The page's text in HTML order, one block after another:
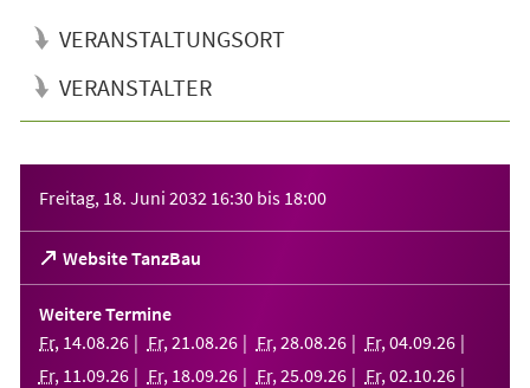
VERANSTALTUNGSORT
VERANSTALTER
Freitag, 18. Juni 2032 16:30 bis 18:00
Website TanzBau
(Öffnet
in
einem
neuen
Tab)
Weitere Termine
Fr, 14.08.26 Fr, 21 .08.26 Fr, 28.08.26 Fr, 04.09.26
Fr, 11 .09.26 Fr, 18.09.26 Fr, 25.09.26 Fr, 02.10.26